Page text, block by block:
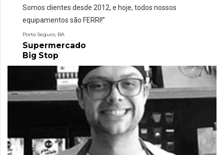
Somos clientes desde 2012, e hoje, todos nossos
equipamentos são FERRI!”
Porto Seguro, BA
Supermercado
Big Stop